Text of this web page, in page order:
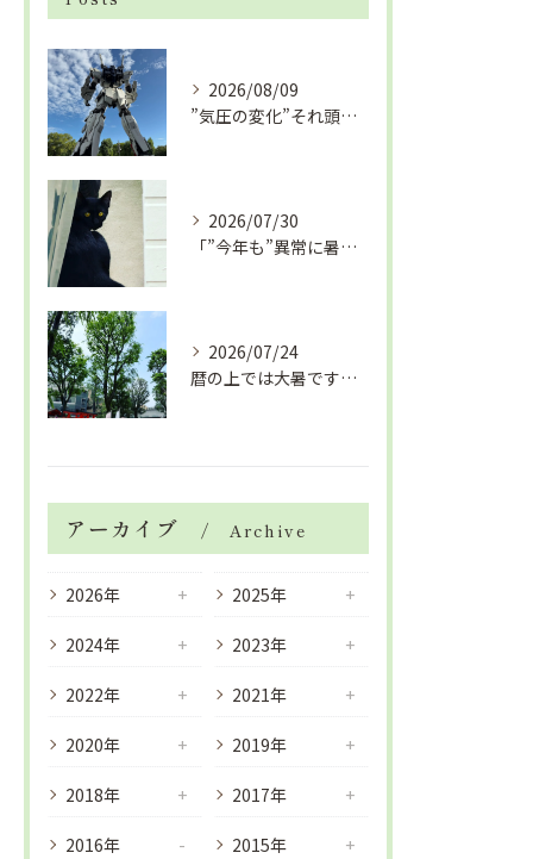
2026/08/09
”気圧の変化”それ頭痛の”たね”ですよ「眼精疲労改善コース」
2026/07/30
「”今年も”異常に暑い夏」酷暑+冷房＝夏風邪、腰痛、ひざの痛...
2026/07/24
暦の上では大暑です！腰痛や肩こりから来る頭痛
アーカイブ Archive
2026年 2025年
2024年 2023年
2022年 2021年
2020年 2019年
2018年 2017年
2016年
2015年